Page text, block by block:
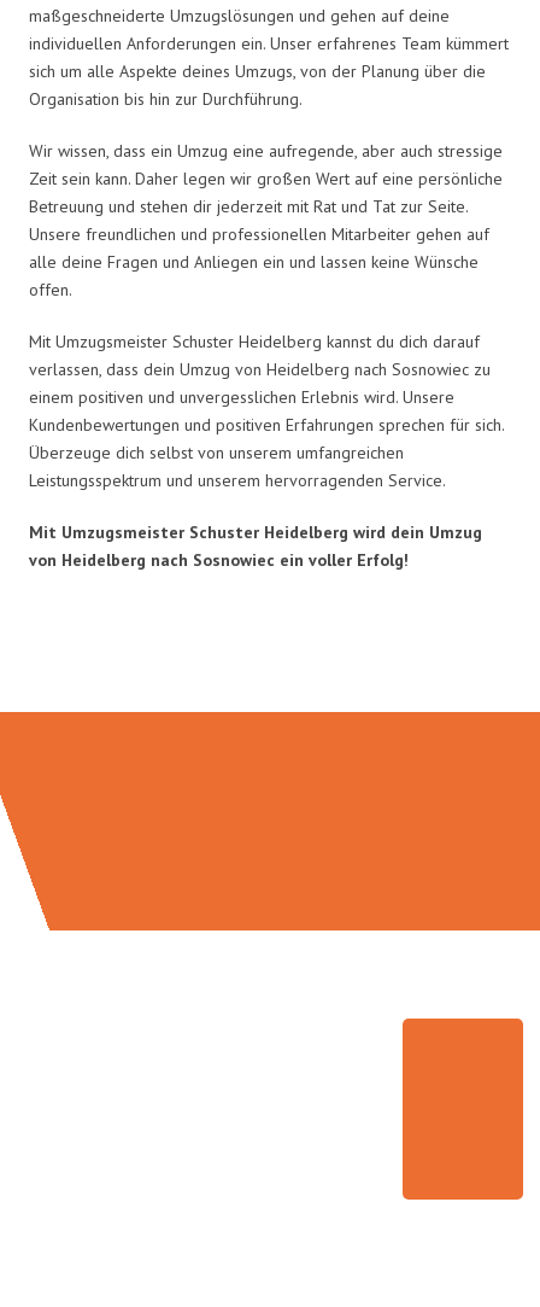
maßgeschneiderte Umzugslösungen und gehen auf deine
individuellen Anforderungen ein. Unser erfahrenes Team kümmert
sich um alle Aspekte deines Umzugs, von der Planung über die
Organisation bis hin zur Durchführung.
Wir wissen, dass ein Umzug eine aufregende, aber auch stressige
Zeit sein kann. Daher legen wir großen Wert auf eine persönliche
Betreuung und stehen dir jederzeit mit Rat und Tat zur Seite.
Unsere freundlichen und professionellen Mitarbeiter gehen auf
alle deine Fragen und Anliegen ein und lassen keine Wünsche
offen.
Mit Umzugsmeister Schuster Heidelberg kannst du dich darauf
verlassen, dass dein Umzug von Heidelberg nach Sosnowiec zu
einem positiven und unvergesslichen Erlebnis wird. Unsere
Kundenbewertungen und positiven Erfahrungen sprechen für sich.
Überzeuge dich selbst von unserem umfangreichen
Leistungsspektrum und unserem hervorragenden Service.
Mit Umzugsmeister Schuster Heidelberg wird dein Umzug
von Heidelberg nach Sosnowiec ein voller Erfolg!